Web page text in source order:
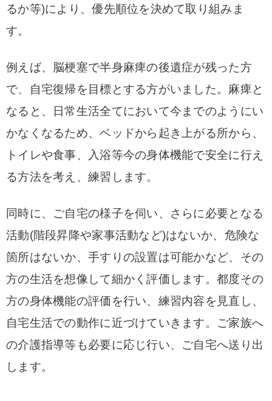
るか等)により、優先順位を決めて取り組みま
す。
例えば、脳梗塞で半身麻痺の後遺症が残った方
で、自宅復帰を目標とする方がいました。麻痺と
なると、日常生活全てにおいて今までのようにい
かなくなるため、ベッドから起き上がる所から、
トイレや食事、入浴等今の身体機能で安全に行え
る方法を考え、練習します。
同時に、ご自宅の様子を伺い、さらに必要となる
活動(階段昇降や家事活動など)はないか、危険な
箇所はないか、手すりの設置は可能かなど、その
方の生活を想像して細かく評価します。都度その
方の身体機能の評価を行い、練習内容を見直し、
自宅生活での動作に近づけていきます。ご家族へ
の介護指導等も必要に応じ行い、ご自宅へ送り出
します。